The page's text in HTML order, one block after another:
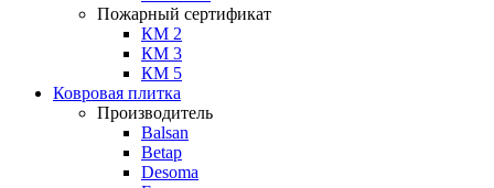
Пожарный сертификат
КМ 2
КМ 3
КМ 5
Ковровая плитка
Производитель
Balsan
Betap
Desoma